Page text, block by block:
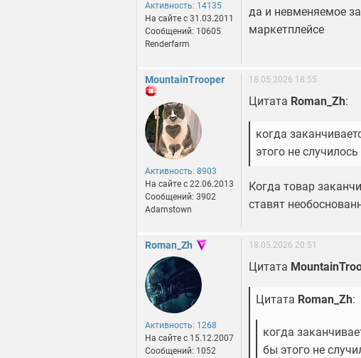
Активность: 14135
На сайте c 31.03.2011
Сообщений: 10605
Renderfarm
да и невменяемое
маркетплейсе
MountainTrooper
Активность: 8903
На сайте c 22.06.2013
Сообщений: 3902
Adamstown
18.05.2026 18:55
Цитата Roman_Zh:
когда
этого не
Когда товар
ставят
Roman_Zh
Активность: 1268
На сайте c 15.12.2007
Сообщений: 1052
18.05.2026 20:51
Цитата
Цитата Roman_Zh:
когда
бы этого не